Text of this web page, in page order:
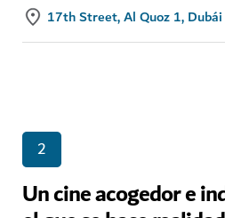
17th Street, Al Quoz 1, Dubái
2
Un cine acogedor e